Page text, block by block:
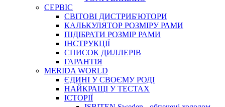
СЕРВІС
СВІТОВІ ДИСТРИБ'ЮТОРИ
КАЛЬКУЛЯТОР РОЗМIРУ РАМИ
ПІДІБРАТИ РОЗМІР РАМИ
IНСТРУКЦIЇ
СПИСОК ДИЛЛЕРІВ
ГАРАНТIЯ
MERIDA WORLD
ЄДИНI У СВОЄМУ РОДI
НАЙКРАЩІ У ТЕСТАХ
ІСТОРІЇ